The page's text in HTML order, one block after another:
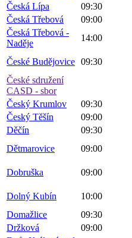
Česká Lípa
09:30
Česká Třebová
09:00
Česká Třebová -
Naděje
14:00
České Budějovice 09:30
České sdružení
CASD - sbor
Český Krumlov
09:30
Český Těšín
09:00
Děčín
09:30
Dětmarovice
09:00
Dobruška
09:00
Dolný Kubín
10:00
Domažlice
09:30
Držková
09:00